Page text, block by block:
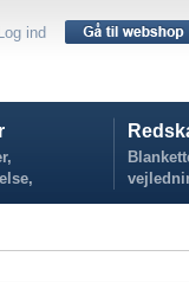
Log ind